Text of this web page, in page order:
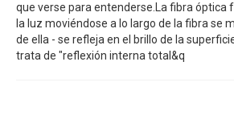
que verse para entenderse.La fibra óptica
la luz moviéndose a lo largo de la fibra se
de ella - se refleja en el brillo de la
trata de "reflexión interna total&q